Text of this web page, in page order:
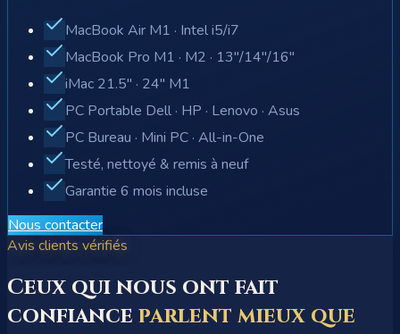
MacBook Air M1 · Intel i5/i7
MacBook Pro M1 · M2 · 13"/14"/16"
iMac 21.5" · 24" M1
PC Portable Dell · HP · Lenovo · Asus
PC Bureau · Mini PC · All-in-One
Testé, nettoyé & remis à neuf
Garantie 6 mois incluse
Nous contacter
Avis clients vérifiés
Ceux qui nous ont fait
confianceparlent mieux que